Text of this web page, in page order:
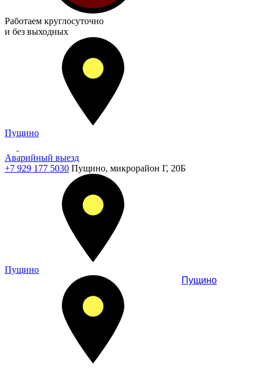
Работаем круглосуточно
и без выходных
Пущино
Аварийный выезд
+7 929 177 5030 Пущино, микрорайон Г, 20Б
Пущино
Пущино